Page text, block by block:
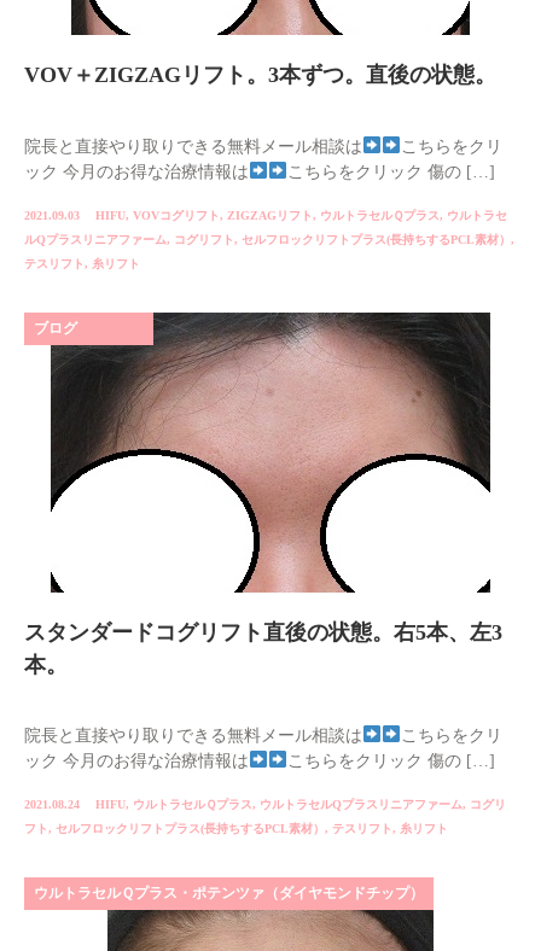
VOV＋ZIGZAGリフト。3本ずつ。直後の状態。
院長と直接やり取りできる無料メール相談は
こちらをクリ
ック 今月のお得な治療情報は
こちらをクリック 傷の […]
2021.09.03 HIFU, VOVコグリフト, ZIGZAGリフト, ウルトラセルＱプラス, ウルトラセ
ルQプラスリニアファーム, コグリフト, セルフロックリフトプラス(長持ちするPCL素材） ,
テスリフト, 糸リフト
ブログ
スタンダードコグリフト直後の状態。右5本、左3
本。
院長と直接やり取りできる無料メール相談は
こちらをクリ
ック 今月のお得な治療情報は
こちらをクリック 傷の […]
2021.08.24 HIFU, ウルトラセルＱプラス, ウルトラセルQプラスリニアファーム, コグリ
フト, セルフロックリフトプラス(長持ちするPCL素材） , テスリフト, 糸リフト
ウルトラセルＱプラス・ポテンツァ（ダイヤモンドチップ）